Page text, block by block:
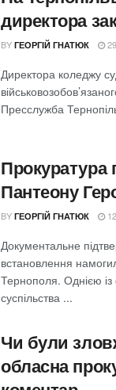
директора
BY ГЕОРГІЙ ГНАТЮК
Директора коледжу
Пресслужба
Прокуратура
Пантеону
BY ГЕОРГІЙ ГНАТЮК
Документальне
встановлення
Тернополя. Однією
суспільства ...
Чи були
обласна